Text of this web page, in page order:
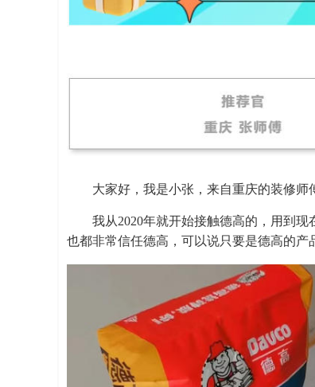
大家好，我是小张，来自重庆的装修师
我从2020年就开始接触德高的，用到
也都非常信任德高，可以说只要是德高的产